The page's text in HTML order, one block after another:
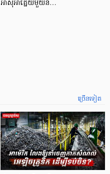
អាស៊ី​អាគ្នេយ៍​មួយ​ន…
ច្រើនទៀត